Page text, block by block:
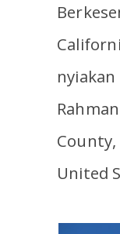
United